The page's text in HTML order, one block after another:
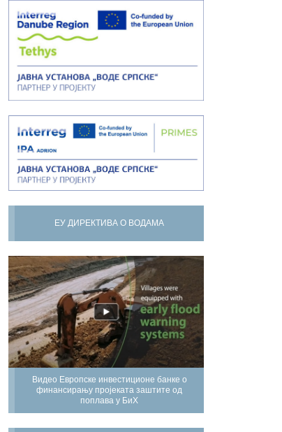
ЕУ ДИРЕКТИВА О ВОДАМА
Видео Европске инвестиционе банке о
финансирању пројеката заштите од
поплава у БиХ